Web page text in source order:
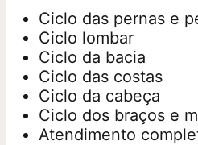
Ciclo das pernas e
Ciclo lombar
Ciclo da bacia
Ciclo das costas
Ciclo da cabeça
Ciclo dos braços e
Atendimento